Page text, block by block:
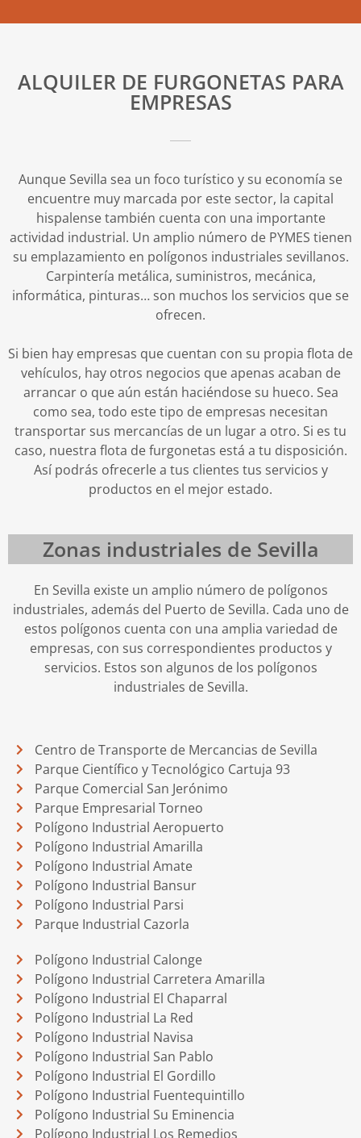
ALQUILER DE FURGONETAS PARA
EMPRESAS
Aunque Sevilla sea un foco turístico y su economía se
encuentre muy marcada por este sector, la capital
hispalense también cuenta con una importante
actividad industrial. Un amplio número de PYMES tienen
su emplazamiento en polígonos industriales sevillanos.
Carpintería metálica, suministros, mecánica,
informática, pinturas… son muchos los servicios que se
ofrecen.
Si bien hay empresas que cuentan con su propia flota de
vehículos, hay otros negocios que apenas acaban de
arrancar o que aún están haciéndose su hueco. Sea
como sea, todo este tipo de empresas necesitan
transportar sus mercancías de un lugar a otro. Si es tu
caso, nuestra flota de furgonetas está a tu disposición.
Así podrás ofrecerle a tus clientes tus servicios y
productos en el mejor estado.
Zonas industriales de Sevilla
En Sevilla existe un amplio número de polígonos
industriales, además del Puerto de Sevilla. Cada uno de
estos polígonos cuenta con una amplia variedad de
empresas, con sus correspondientes productos y
servicios. Estos son algunos de los polígonos
industriales de Sevilla.
Centro de Transporte de Mercancias de Sevilla
Parque Científico y Tecnológico Cartuja 93
Parque Comercial San Jerónimo
Parque Empresarial Torneo
Polígono Industrial Aeropuerto
Polígono Industrial Amarilla
Polígono Industrial Amate
Polígono Industrial Bansur
Polígono Industrial Parsi
Parque Industrial Cazorla
Polígono Industrial Calonge
Polígono Industrial Carretera Amarilla
Polígono Industrial El Chaparral
Polígono Industrial La Red
Polígono Industrial Navisa
Polígono Industrial San Pablo
Polígono Industrial El Gordillo
Polígono Industrial Fuentequintillo
Polígono Industrial Su Eminencia
Polígono Industrial Los Remedios